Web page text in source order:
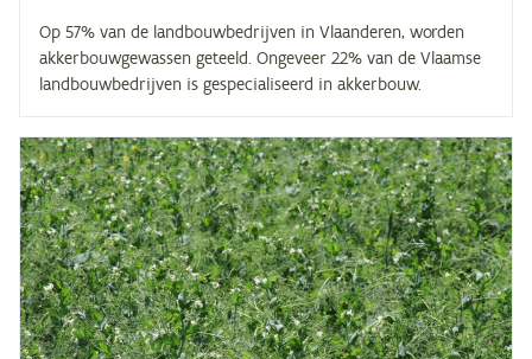
Op 57% van de landbouwbedrijven in Vlaanderen, worden
akkerbouwgewassen geteeld. Ongeveer 22% van de Vlaamse
landbouwbedrijven is gespecialiseerd in akkerbouw.